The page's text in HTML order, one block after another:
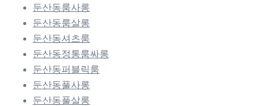
둔산동룸사롱
둔산동룸살롱
둔산동셔츠룸
둔산동정통룸싸롱
둔산동퍼블릭룸
둔산동풀사롱
둔산동풀살롱